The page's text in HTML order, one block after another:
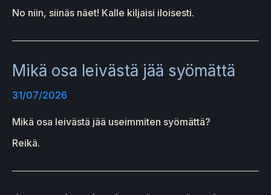
No niin, siinäs näet! Kalle kiljaisi iloisesti.
Mikä osa leivästä jää syömättä
31/07/2026
Mikä osa leivästä jää useimmiten syömättä?
Reikä.